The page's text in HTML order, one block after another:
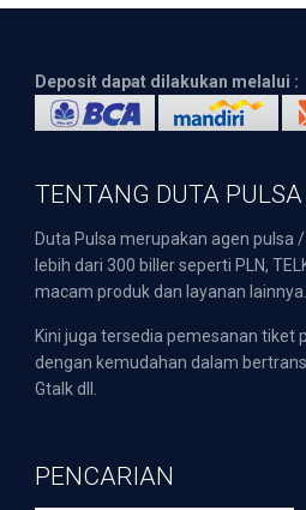
Deposit dapat dilakukan melalui :
TENTANG DUTA PULSA
Duta Pulsa merupakan agen pulsa
lebih dari 300 biller seperti PLN,
macam produk dan layanan lainnya.
Kini juga tersedia pemesanan
dengan kemudahan dalam
Gtalk dll.
PENCARIAN